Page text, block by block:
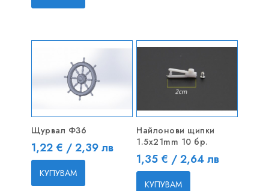
Щурвал Ф36
Цена
1,22 € / 2,39 лв
КУПУВАМ
Найлонови щипки
1.5x21mm 10 бр.
Цена
1,35 € / 2,64 лв
КУПУВАМ